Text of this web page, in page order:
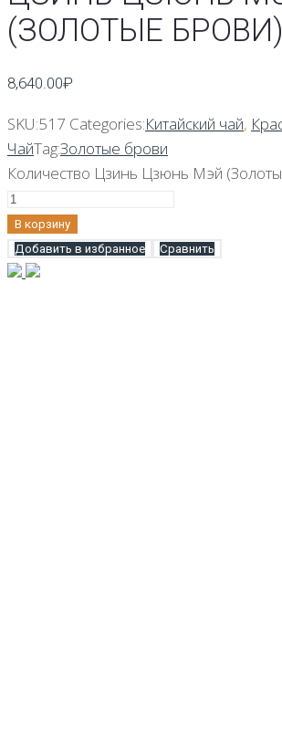
(ЗОЛОТЫЕ
8,640.00₽
SKU:517 Categories:Китайский чай,
ЧайTag:Золотые брови
Количество Цзинь Цзюнь Мэй
В корзину
Добавить в избранное
Сравнить